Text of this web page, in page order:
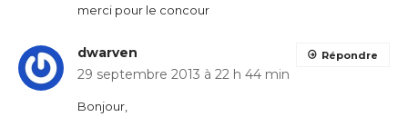
merci pour le concour
dwarven
29 septembre 2013 à 22 h 44 min
Bonjour,
Répondre